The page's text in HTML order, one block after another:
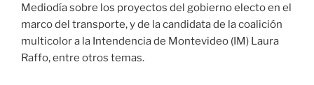
Mediodía sobre los proyectos del gobierno electo en el
marco del transporte, y de la candidata de la coalición
multicolor a la Intendencia de Montevideo (IM) Laura
Raffo, entre otros temas.